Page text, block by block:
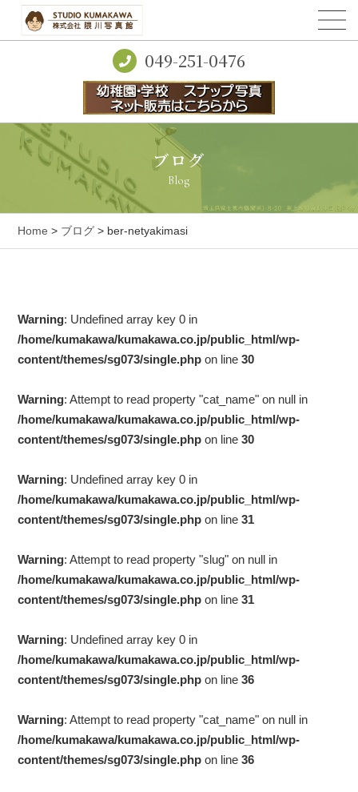
049-251-0476
ブログ
Blog
Home > ブログ > ber-netyakimasi
Warning: Undefined array key 0 in
/home/kumakawa/kumakawa.co.jp/public_html/wp-
content/themes/sg073/single.php on line30
Warning: Attempt to read property "cat_name" on null in
/home/kumakawa/kumakawa.co.jp/public_html/wp-
content/themes/sg073/single.php on line30
Warning: Undefined array key 0 in
/home/kumakawa/kumakawa.co.jp/public_html/wp-
content/themes/sg073/single.php on line31
Warning: Attempt to read property "slug" on null in
/home/kumakawa/kumakawa.co.jp/public_html/wp-
content/themes/sg073/single.php on line31
Warning: Undefined array key 0 in
/home/kumakawa/kumakawa.co.jp/public_html/wp-
content/themes/sg073/single.php on line36
Warning: Attempt to read property "cat_name" on null in
/home/kumakawa/kumakawa.co.jp/public_html/wp-
content/themes/sg073/single.php on line36